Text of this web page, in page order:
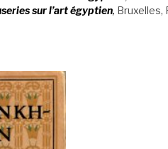
sur l’art égyptien, Bruxelles,